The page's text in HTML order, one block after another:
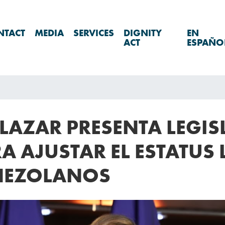
MEDIA SERVICES DIGNITY
ACT
EN
PRESENTA
AJUSTAR EL ESTATUS